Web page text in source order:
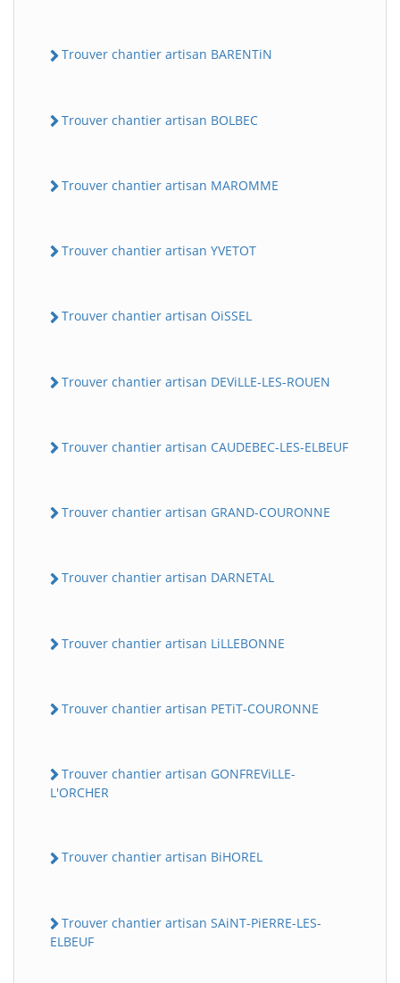
Trouver chantier artisan BARENTiN
Trouver chantier artisan BOLBEC
Trouver chantier artisan MAROMME
Trouver chantier artisan YVETOT
Trouver chantier artisan OiSSEL
Trouver chantier artisan DEViLLE-LES-ROUEN
Trouver chantier artisan CAUDEBEC-LES-ELBEUF
Trouver chantier artisan GRAND-COURONNE
Trouver chantier artisan DARNETAL
Trouver chantier artisan LiLLEBONNE
Trouver chantier artisan PETiT-COURONNE
Trouver chantier artisan GONFREViLLE-
L'ORCHER
Trouver chantier artisan BiHOREL
Trouver chantier artisan SAiNT-PiERRE-LES-
ELBEUF